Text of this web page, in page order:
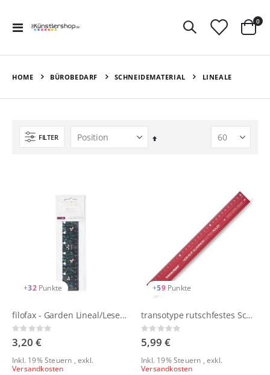
Navigation
0
HOME BÜROBEDARF SCHNEIDEMATERIAL LINEALE
FILTER
In
+32 Punkte
filofax - Garden Lineal/Lesezeichen für nachfüllbares Notizbuch A5
Rating:
0%
3,20 €
Inkl. 19% Steuern ,exkl.
Versandkosten
+59 Punkte
transotype rutschfestes Schneide-Lineal aus Aluminium
Rating:
0%
5,99 €
Inkl. 19% Steuern ,exkl.
Versandkosten